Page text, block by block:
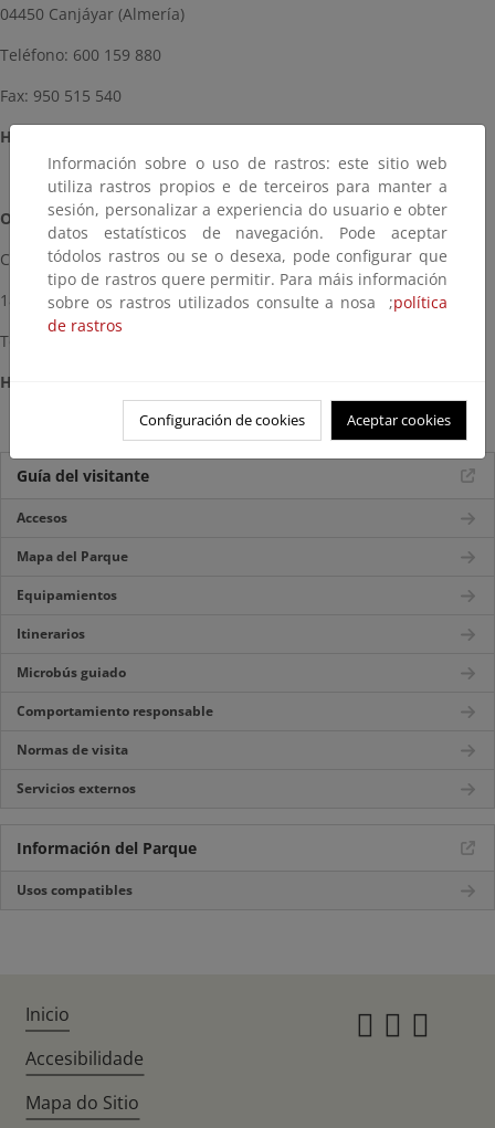
04450 Canjáyar (Almería)
Teléfono: 600 159 880
Fax: 950 515 540
Horario:
Oficina Comarcal de Huéneja
Camino de la Ermita s/n
18512-Huéneja (Granada)
Teléfono: 600 159 536
Horario:
Guía del visitante
Accesos
Mapa del Parque
Equipamientos
Itinerarios
Microbús guiado
Comportamiento responsable
Normas de visita
Servicios externos
Información del Parque
Usos compatibles
Información sobre o uso de rastros: este sitio web
utiliza rastros propios e de terceiros para manter a
sesión, personalizar a experiencia do usuario e obter
datos estatísticos de navegación. Pode aceptar
tódolos rastros ou se o desexa, pode configurar que
tipo de rastros quere permitir. Para máis información
sobre os rastros utilizados consulte a nosa ;política
de rastros
Configuración de cookies Aceptar cookies
Inicio
Accesibilidade
Mapa do Sitio